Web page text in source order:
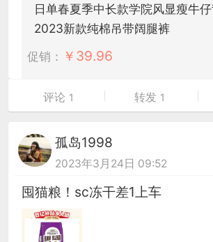
日单春夏季中长款学院风显瘦牛
2023新款纯棉吊带阔腿裤
促销： ￥ 39.96
评论 1 转发 1
孤岛1998
2023年3月24日 09:52
囤猫粮！sc冻干差1上车